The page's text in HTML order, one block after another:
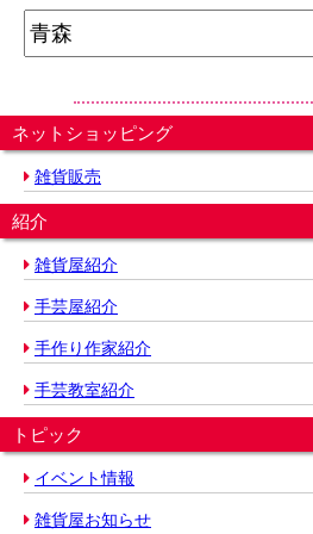
ネットショッピング
雑貨販売
紹介
雑貨屋紹介
手芸屋紹介
手作り作家紹介
手芸教室紹介
トピック
イベント情報
雑貨屋お知らせ